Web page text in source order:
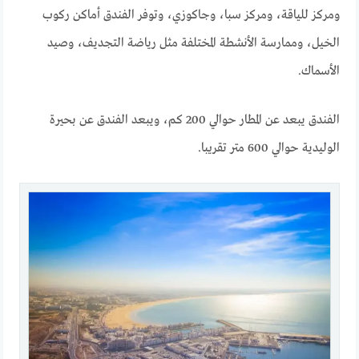
ومركز للياقة، ومركز سبا، وجاكوزي، وتوفر الفندق أماكن ركوب
الخيل، وممارسة الأنشطة المختلفة مثل رياضة التجديف، وصيد
الأسماك.
الفندق يبعد عن المطار حوالي 200 كم، ويبعد الفندق عن بحيرة
الوليدية حوالي 600 متر تقريبا.